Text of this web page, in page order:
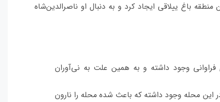
باغ ییلاقی ایجاد کرد و به دنبال او ناصرالدین‌شاه
فراوانی وجود داشته و به همین علت به نی‌آوران
این محله وجود داشته که باعث شده محله را نارون